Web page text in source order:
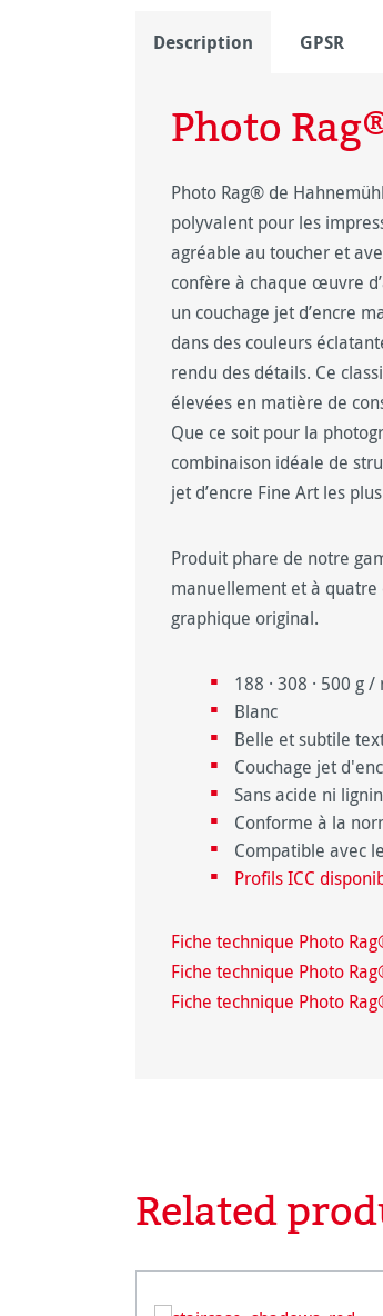
Description GPSR
Photo
Photo Rag® de
polyvalent pour les
agréable au toucher et
confère à chaque œuvre
un couchage jet d’encre
dans des couleurs
rendu des détails. Ce
élevées en matière de
Que ce soit pour la
combinaison idéale de
jet d’encre Fine Art les
Produit phare de notre
manuellement et à quatre
graphique original.
188 · 308 · 500 g
Blanc
Belle et subtile
Couchage jet
Sans acide ni
Conforme à la
Compatible avec
Profils ICC
Fiche technique Photo
Fiche technique Photo
Fiche technique Photo
Ignorer la galerie de produits
Related